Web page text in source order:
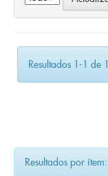
Resultados 1-1 de 1.
Resultados por ítem: